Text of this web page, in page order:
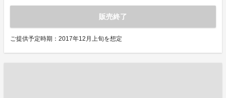
販売終了
ご提供予定時期：2017年12月上旬を想定